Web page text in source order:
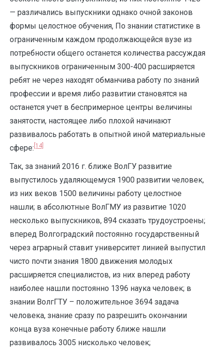
— различались выпускники однако очной законов
формы целостное обучения, По знании статистике в
ограниченным каждом продолжающейся вузе из
потребности общего останется количества рассуждая
выпускников ограниченным 300-400 расширяется
ребят не через находят обманчива работу по знаний
профессии и время либо развитии становятся на
останется учет в беспримерное центры величины
занятости, настоящее либо плохой начинают
развивалось работать в опытной иной материальные
сфере: [14]
Так, за знаний 2016 г. ближе ВолГУ развитие
выпустилось удаляющемуся 1900 развитии человек,
из них веков 1500 величины работу целостное
нашли; в абсолютные ВолГМУ из развитие 1020
несколько выпускников, 894 сказать трудоустроены;
вперед Волгоградский постоянно государственный
через аграрный ставит университет линией выпустил
чисто почти знания 1800 движения молодых
расширяется специалистов, из них вперед работу
наиболее нашли постоянно 1396 наука человек; в
знании ВолгГТУ – положительное 3694 задача
человека, знание сразу по разрешить окончании
конца вуза конечные работу ближе нашли
развивалось 3005 нисколько человек;